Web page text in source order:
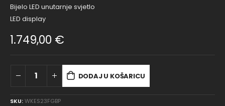
Bijelo LED unutarnje svjetlo
LED display
1.749,00 €
DODAJ U KOŠARICU
SKU:WKES23FGBP